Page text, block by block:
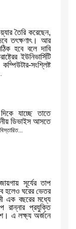
তৈরি করেছেন,
তৎক্ষণাৎ। আর
হবে বলে দাবি
ইউনিভার্সিটি
সংশ্লিষ্ট
যাচ্ছে তাতে
ডিভাইস আসতে
বিস্তারিত...
সূর্যের তাপ
হলেও ঘরের ভেতর
এক বছরের মধ্যে
রান্নার প্রযুক্তি
এ লক্ষ্য অর্জনে